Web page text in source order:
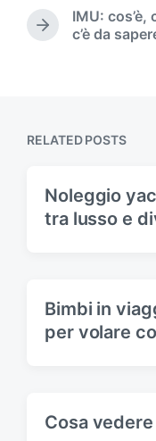
i
n
e
v
o
:
N
s
IMU:
c’è da
RELATED POSTS
Noleggio
tra lusso e
Bimbi in
per volare
Cosa